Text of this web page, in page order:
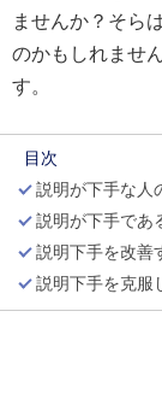
ませんか？そら
のかもしれませ
す。
目次
説明が下手な人
説明が下手であ
説明下手を改善
説明下手を克服